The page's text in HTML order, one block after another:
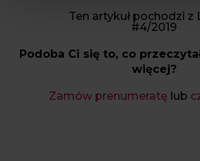
Ten artykuł pochodzi z
#4/2019
Podoba Ci się to, co
więcej?
Zamów prenumeratę lub